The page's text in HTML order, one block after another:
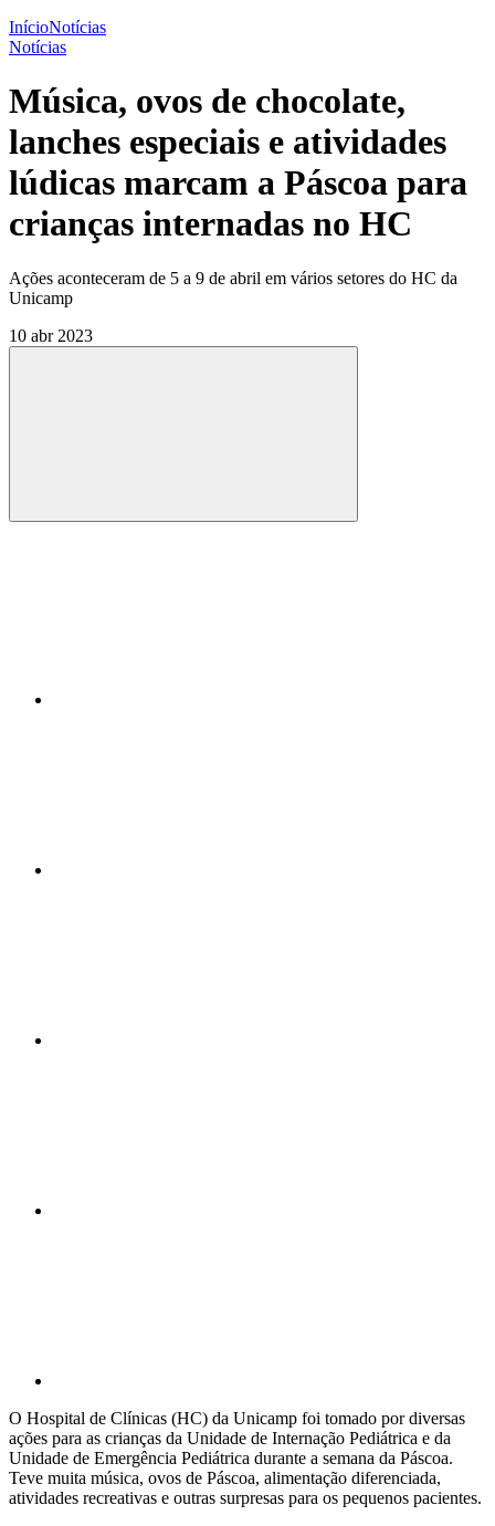
InícioNotícias
Notícias
Música, ovos de chocolate,
lanches especiais e atividades
lúdicas marcam a Páscoa para
crianças internadas no HC
Ações aconteceram de 5 a 9 de abril em vários setores do HC da
Unicamp
10 abr 2023
Compartilhar
O Hospital de Clínicas (HC) da Unicamp foi tomado por diversas
ações para as crianças da Unidade de Internação Pediátrica e da
Unidade de Emergência Pediátrica durante a semana da Páscoa.
Teve muita música, ovos de Páscoa, alimentação diferenciada,
atividades recreativas e outras surpresas para os pequenos pacientes.